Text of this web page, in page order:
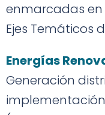
enmarcadas en
Ejes Temáticos
Energías
Generación